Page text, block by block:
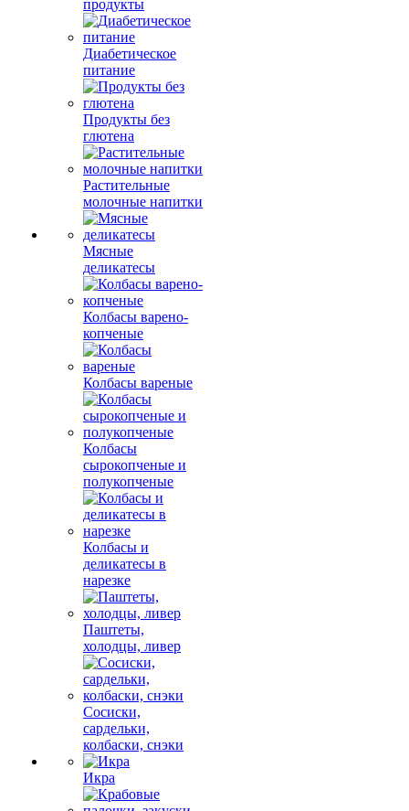
продукты
Диабетическое
питание
Продукты без
глютена
Растительные
молочные напитки
Мясные
деликатесы
Колбасы варено-
копченые
Колбасы вареные
Колбасы
сырокопченые и
полукопченые
Колбасы и
деликатесы в
нарезке
Паштеты,
холодцы, ливер
Сосиски,
сардельки,
колбаски, снэки
Икра